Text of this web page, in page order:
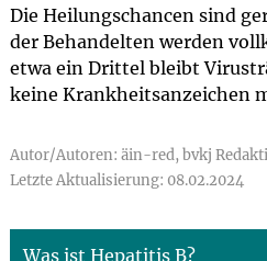
Die Heilungschancen sind
der Behandelten werden
etwa ein Drittel bleibt
keine Krankheitsanzeichen
Autor/Autoren: äin-red, bvkj
Letzte Aktualisierung: 08.02.2024
Was ist Hepatitis B?